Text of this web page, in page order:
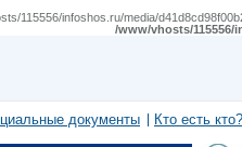
115556/infoshos.ru/media/
/www/vhosts/
документы Кто есть кто?